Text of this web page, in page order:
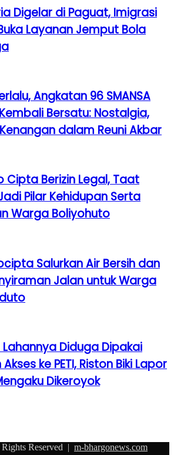
Digelar di Paguat, Imigrasi
Layanan Jemput Bola
Angkatan 96 SMANSA
Bersatu: Nostalgia,
dalam Reuni Akbar
Cipta Berizin Legal, Taat
Pilar Kehidupan Serta
Warga Boliyohuto
Salurkan Air Bersih dan
Jalan untuk Warga
Diduga Dipakai
ke PETI, Riston Biki Lapor
Dikeroyok
Reserved | m-bhargonews.com